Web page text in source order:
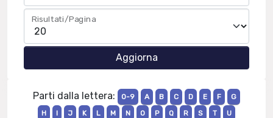
Risultati/Pagina
Parti dalla lettera: 0-9 A B C D E F
G
H
I J K L M N O P Q R S T
U